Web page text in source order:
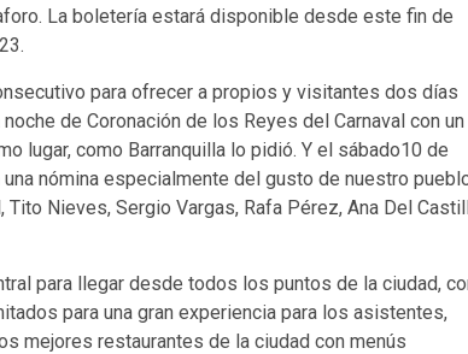
La boletería estará disponible desde este fin de
para ofrecer a propios y visitantes dos días
de Coronación de los Reyes del Carnaval con un
lugar, como Barranquilla lo pidió. Y el sábado10 de
nómina especialmente del gusto de nuestro
Nieves, Sergio Vargas, Rafa Pérez, Ana Del
para llegar desde todos los puntos de la ciudad,
para una gran experiencia para los asistentes,
mejores restaurantes de la ciudad con menús